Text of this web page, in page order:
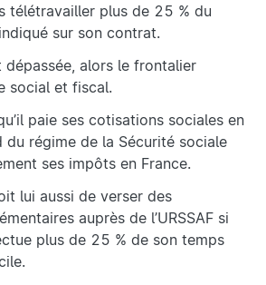
télétravailler plus de 25 % du
sur son contrat.
alors le frontalier
social et fiscal.
paie ses cotisations sociales en
du régime de la Sécurité sociale
ses impôts en France.
lui aussi de verser des
auprès de l’URSSAF si
plus de 25 % de son temps